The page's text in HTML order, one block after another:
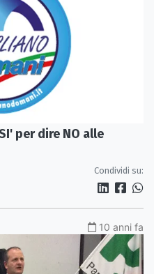
per dire NO alle
Condividi su:
10 anni fa